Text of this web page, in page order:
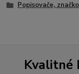
Popisovače,
Kvalitné